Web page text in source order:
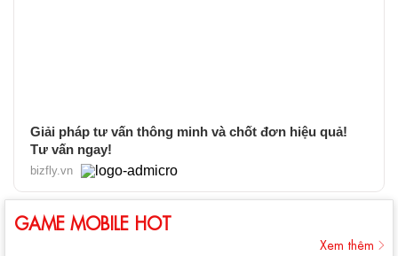
Giải pháp tư vấn thông minh và chốt đơn hiệu quả!
Tư vấn ngay!
bizfly.vn
GAME MOBILE HOT
Xem thêm